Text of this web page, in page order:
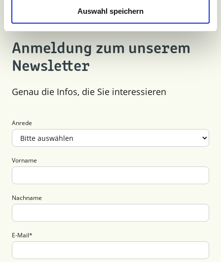
Auswahl speichern
Anmeldung zum unserem
Newsletter
Genau die Infos, die Sie interessieren
Anrede
Vorname
Nachname
E-Mail*